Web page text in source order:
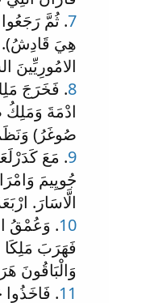
7. ثُمَّ
هِيَ قَادِشُ).
الامُورِيِّينَ
8. فَخَرَجَ
ادْمَةَ وَمَلِكُ
صُوغَرُ)
9. مَعَ
جُويِيمَ
الَّاسَارَ.
10. وَعُمْقُ
فَهَرَبَ
وَالْبَاقُونَ
11
.